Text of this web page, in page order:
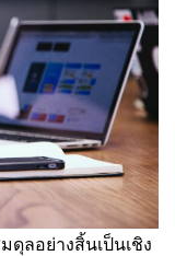
ลอย่างสิ้นเป็นเชิง